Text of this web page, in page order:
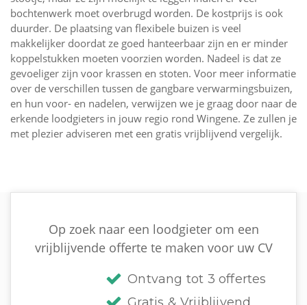
bochtenwerk moet overbrugd worden. De kostprijs is ook
duurder. De plaatsing van flexibele buizen is veel
makkelijker doordat ze goed hanteerbaar zijn en er minder
koppelstukken moeten voorzien worden. Nadeel is dat ze
gevoeliger zijn voor krassen en stoten. Voor meer informatie
over de verschillen tussen de gangbare verwarmingsbuizen,
en hun voor- en nadelen, verwijzen we je graag door naar de
erkende loodgieters in jouw regio rond Wingene. Ze zullen je
met plezier adviseren met een gratis vrijblijvend vergelijk.
Op zoek naar een loodgieter om een
vrijblijvende offerte te maken voor uw CV
Ontvang tot 3 offertes